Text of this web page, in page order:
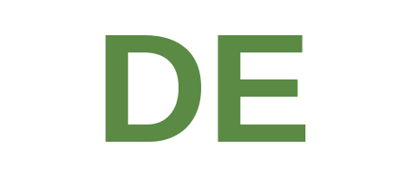
DE